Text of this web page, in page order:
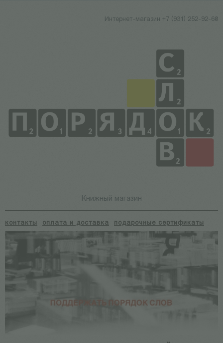
Интернет-магазин +7 (931) 252-92-60
Книжный магазин
контакты оплата и доставка подарочные сертификаты